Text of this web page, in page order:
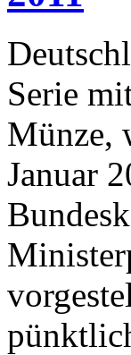
Serie
Münze,
Januar